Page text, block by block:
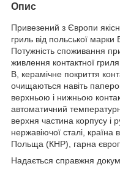
Опис
Привезений з Європи
гриль від польської
Потужність споживання
живлення контактної
В, керамічне покриття
очищаються навіть
верхньою і нижньою
автоматичний
верхня частина корпусу і
нержавіючої сталі, країна
Польща (КНР), гарна
Надається справжня